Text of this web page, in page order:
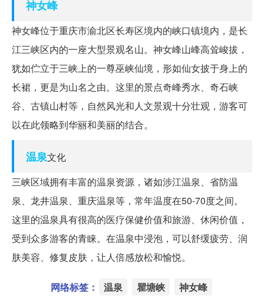
神女峰
神女峰位于重庆市渝北区长寿区境内的峡口镇境内，是长
江三峡区内的一座大型景观名山。神女峰山峰高耸峻拔，
犹如伫立于三峡上的一尊巫峡仙境，形如仙女披于身上的
长裙，更是为山名之由。这里的景点奇峰秀水、奇石峡
谷、古镇山村等，自然风光和人文景观十分壮观，游客可
以在此领略到华丽和美丽的结合。
温泉文化
三峡区域拥有丰富的温泉资源，诸如涉江温泉、省防温
泉、龙井温泉、重庆温泉等，常年温度在50-70度之间。
这里的温泉具有很高的医疗保健价值和旅游、休闲价值，
受到众多游客的青睐。在温泉中浸泡，可以舒缓疲劳、润
肤美容、修复皮肤，让人倍感放松和愉悦。
网络标签： 温泉 瞿塘峡 神女峰